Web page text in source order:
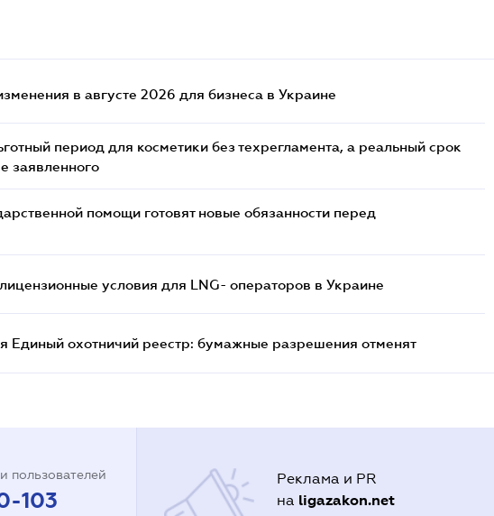
в августе 2026 для бизнеса в Украине
период для косметики без техрегламента, а реальный срок
заявленного
помощи готовят новые обязанности перед
условия для LNG- операторов в Украине
Единый охотничий реестр: бумажные разрешения отменят
пользователей
103
Реклама и PR
на ligazakon.net